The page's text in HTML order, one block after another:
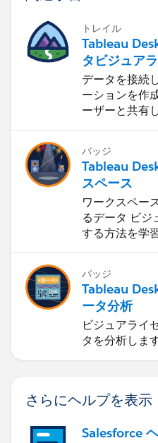
トレイル
Tableau
タビジュア
ンをはじめる
データを接続
ーションを作
ーザーと共有
バッジ
Tableau
スペース
ワークスペー
るデータ ビジ
する方法を学
バッジ
Tableau
ータ分析
ビジュアライ
タを分析します
さらにヘルプを表示
Salesforce